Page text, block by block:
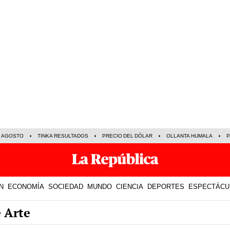
AGOSTO TINKA RESULTADOS PRECIO DEL DÓLAR OLLANTA HUMALA
ECONOMÍA SOCIEDAD MUNDO CIENCIA DEPORTES
Arte